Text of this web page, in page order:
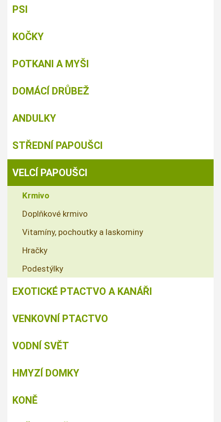
PSI
KOČKY
POTKANI A MYŠI
DOMÁCÍ DRŮBEŽ
ANDULKY
STŘEDNÍ PAPOUŠCI
VELCÍ PAPOUŠCI
Krmivo
Doplňkové krmivo
Vitamíny, pochoutky a laskominy
Hračky
Podestýlky
EXOTICKÉ PTACTVO A KANÁŘI
VENKOVNÍ PTACTVO
VODNÍ SVĚT
HMYZÍ DOMKY
KONĚ